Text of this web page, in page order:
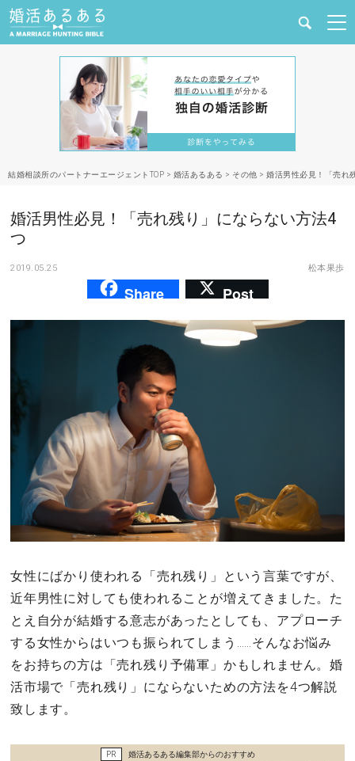
婚活と結婚
恋愛の悩み
合コン・街コン
マッチングアプリ
ドキドキ
仕事とキャリア
特集
ファッション・美容
グルメ
趣味・旅行
結婚相談所のパートナーエージェントTOP > 婚活あるある > その他 > 婚活男性必見！「売れ
婚活男性必見！「売れ残り」にならない方法4
つ
2019.05.25 松本果歩
Share Post
女性にばかり使われる「売れ残り」という言葉ですが、
近年男性に対しても使われることが増えてきました。た
とえ自分が結婚する意志があったとしても、アプローチ
する女性からはいつも振られてしまう……そんなお悩み
をお持ちの方は「売れ残り予備軍」かもしれません。婚
活市場で「売れ残り」にならないための方法を4つ解説
致します。
PR 婚活あるある編集部からのおすすめ